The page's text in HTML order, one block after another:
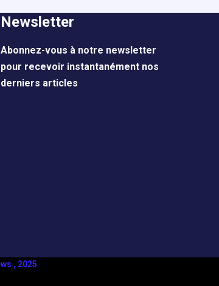
Newsletter
Abonnez-vous à notre newsletter
pour recevoir instantanément nos
derniers articles
, 2025